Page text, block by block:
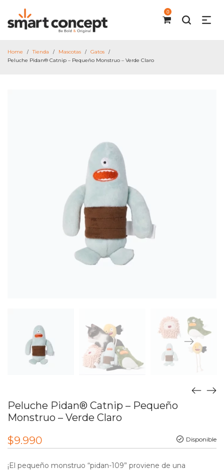
0
Home / Tienda / Mascotas / Gatos /
Peluche Pidan® Catnip – Pequeño Monstruo – Verde Claro
Peluche Pidan® Catnip – Pequeño
Monstruo – Verde Claro
Disponible
$9.990
¡El pequeño monstruo “pidan-109” proviene de una